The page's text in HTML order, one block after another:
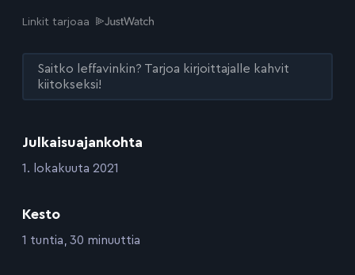
Julkaisuajankohta
:1. lokakuuta 2021
Kesto
:1 tuntia, 30 minuuttia
Linkit tarjoaa
Saitko leffavinkin? Tarjoa kirjoittajalle kahvit
kiitokseksi!